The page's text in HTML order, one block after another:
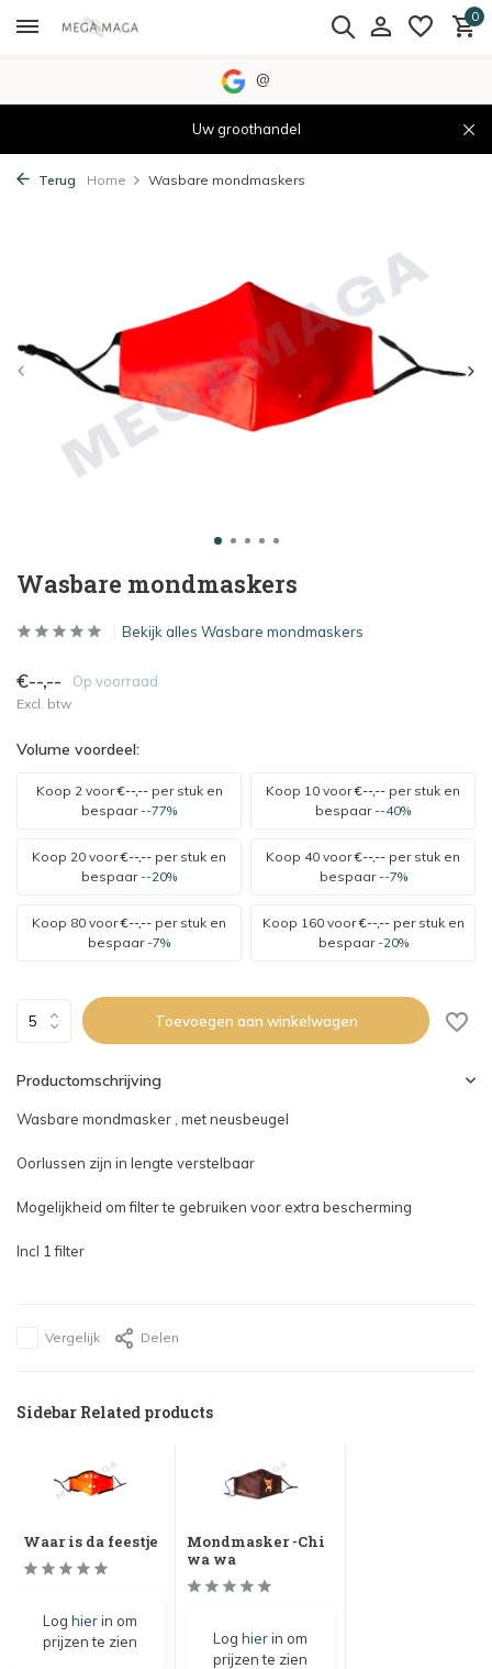
0
@
Uw groothandel
Terug Home Wasbare mondmaskers
Wasbare mondmaskers
Bekijk alles Wasbare mondmaskers
€--,-- Op voorraad
Excl. btw
Volume voordeel:
Koop 2 voor€--,--per stuk en
bespaar --77%
Koop 10 voor€--,-- per stuk en
bespaar --40%
Koop 20 voor€--,-- per stuk en
bespaar --20%
Koop 40 voor€--,-- per stuk en
bespaar --7%
Koop 80 voor€--,-- per stuk en
bespaar -7%
Koop 160 voor€--,--per stuk en
bespaar -20%
Toevoegen aan winkelwagen
Productomschrijving
Wasbare mondmasker , met neusbeugel
Oorlussen zijn in lengte verstelbaar
Mogelijkheid om filter te gebruiken voor extra bescherming
Incl 1 filter
Vergelijk Delen
Sidebar Related products
Waar is da feestje
Log hierin om
prijzen te zien
Mondmasker -Chi
wa wa
Log hierin om
prijzen te zien